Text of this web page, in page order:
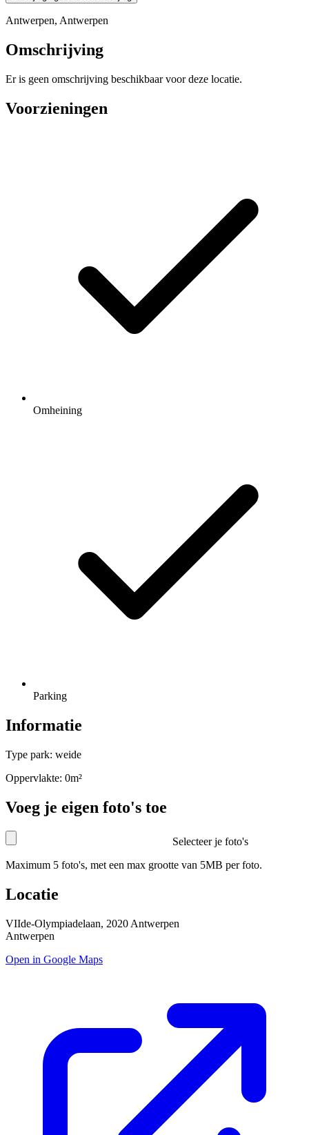
Antwerpen, Antwerpen
Omschrijving
Er is geen omschrijving beschikbaar voor deze locatie.
Voorzieningen
Omheining
Parking
Informatie
Type park: weide
Oppervlakte: 0m²
Voeg je eigen foto's toe
Selecteer je foto's
Maximum 5 foto's, met een max grootte van 5MB per foto.
Locatie
VIIde-Olympiadelaan, 2020 Antwerpen
Antwerpen
Open in Google Maps